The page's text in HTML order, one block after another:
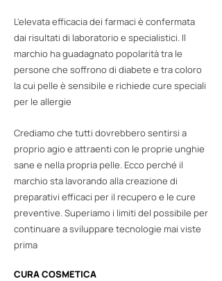
L'elevata efficacia dei farmaci è confermata
dai risultati di laboratorio e specialistici. Il
marchio ha guadagnato popolarità tra le
persone che soffrono di diabete e tra coloro
la cui pelle è sensibile e richiede cure speciali
per le allergie
Crediamo che tutti dovrebbero sentirsi a
proprio agio e attraenti con le proprie unghie
sane e nella propria pelle. Ecco perché il
marchio sta lavorando alla creazione di
preparativi efficaci per il recupero e le cure
preventive. Superiamo i limiti del possibile per
continuare a sviluppare tecnologie mai viste
prima
CURA COSMETICA